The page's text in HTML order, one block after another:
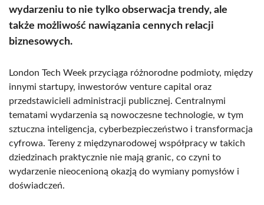
wydarzeniu to nie tylko obserwacja trendy, ale
także możliwość nawiązania cennych relacji
biznesowych.
London Tech Week przyciąga różnorodne podmioty, między
innymi startupy, inwestorów venture capital oraz
przedstawicieli administracji publicznej. Centralnymi
tematami wydarzenia są nowoczesne technologie, w tym
sztuczna inteligencja, cyberbezpieczeństwo i transformacja
cyfrowa. Tereny z międzynarodowej współpracy w takich
dziedzinach praktycznie nie mają granic, co czyni to
wydarzenie nieocenioną okazją do wymiany pomysłów i
doświadczeń.